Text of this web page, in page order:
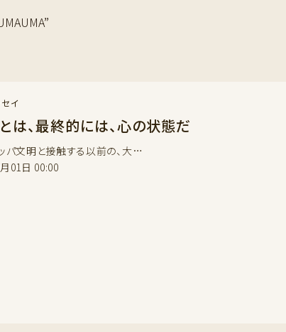
イ
は、最終的には、心の状態だ
パ文明と接触する以前の、大…
01日 00:00